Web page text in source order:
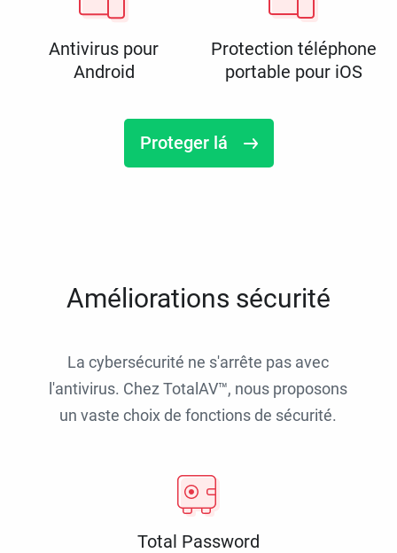
Antivirus pour
Android
Protection téléphone
portable pour iOS
Proteger lá
Améliorations sécurité
La cybersécurité ne s'arrête pas avec
l'antivirus. Chez TotalAV™, nous proposons
un vaste choix de fonctions de sécurité.
Total Password